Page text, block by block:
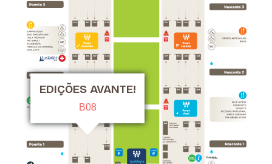
EDIÇÕES AVANTE!
B08